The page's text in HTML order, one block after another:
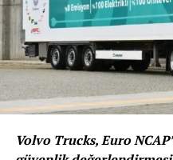
hizmet vereceğiz”
Dezenfeksiyon
olmasa da tüm araçlar için
Hüseyin Şahin, yaptığı
Volvo Trucks, Euro